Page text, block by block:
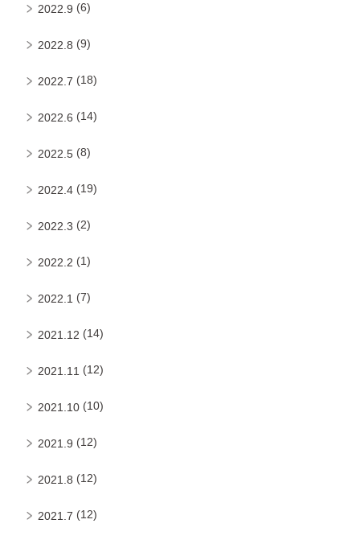
2022.9 (6)
2022.8 (9)
2022.7 (18)
2022.6 (14)
2022.5 (8)
2022.4 (19)
2022.3 (2)
2022.2 (1)
2022.1 (7)
2021.12 (14)
2021.11 (12)
2021.10 (10)
2021.9 (12)
2021.8 (12)
2021.7 (12)